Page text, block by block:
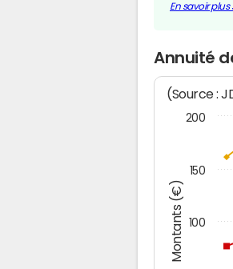
En savoir
Annuité
Montants (€)
(Source :
100
150
200